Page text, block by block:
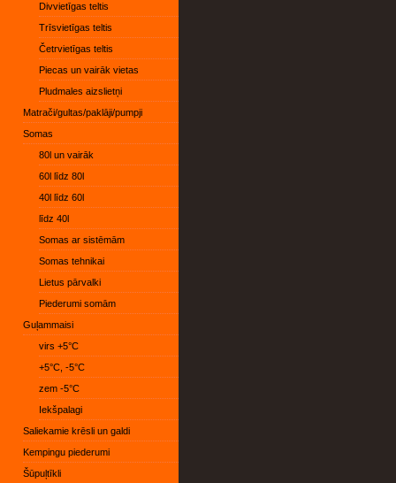
Divvietīgas teltis
Trīsvietīgas teltis
Četrvietīgas teltis
Piecas un vairāk vietas
Pludmales aizslietņi
Matrači/gultas/paklāji/pumpji
Somas
80l un vairāk
60l līdz 80l
40l līdz 60l
līdz 40l
Somas ar sistēmām
Somas tehnikai
Lietus pārvalki
Piederumi somām
Guļammaisi
virs +5°C
+5°C, -5°C
zem -5°C
Iekšpalagi
Saliekamie krēsli un galdi
Kempingu piederumi
Šūpuļtīkli